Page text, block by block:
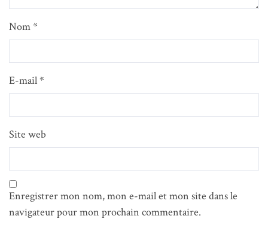
Nom*
E-mail*
Site web
Enregistrer mon nom, mon e-mail et mon site dans le
navigateur pour mon prochain commentaire.